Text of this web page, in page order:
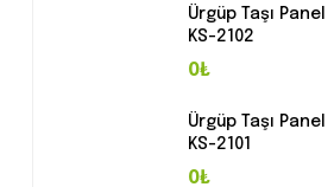
Ürgüp Taşı Panel
KS-2102
0₺
Ürgüp Taşı Panel
KS-2101
0₺